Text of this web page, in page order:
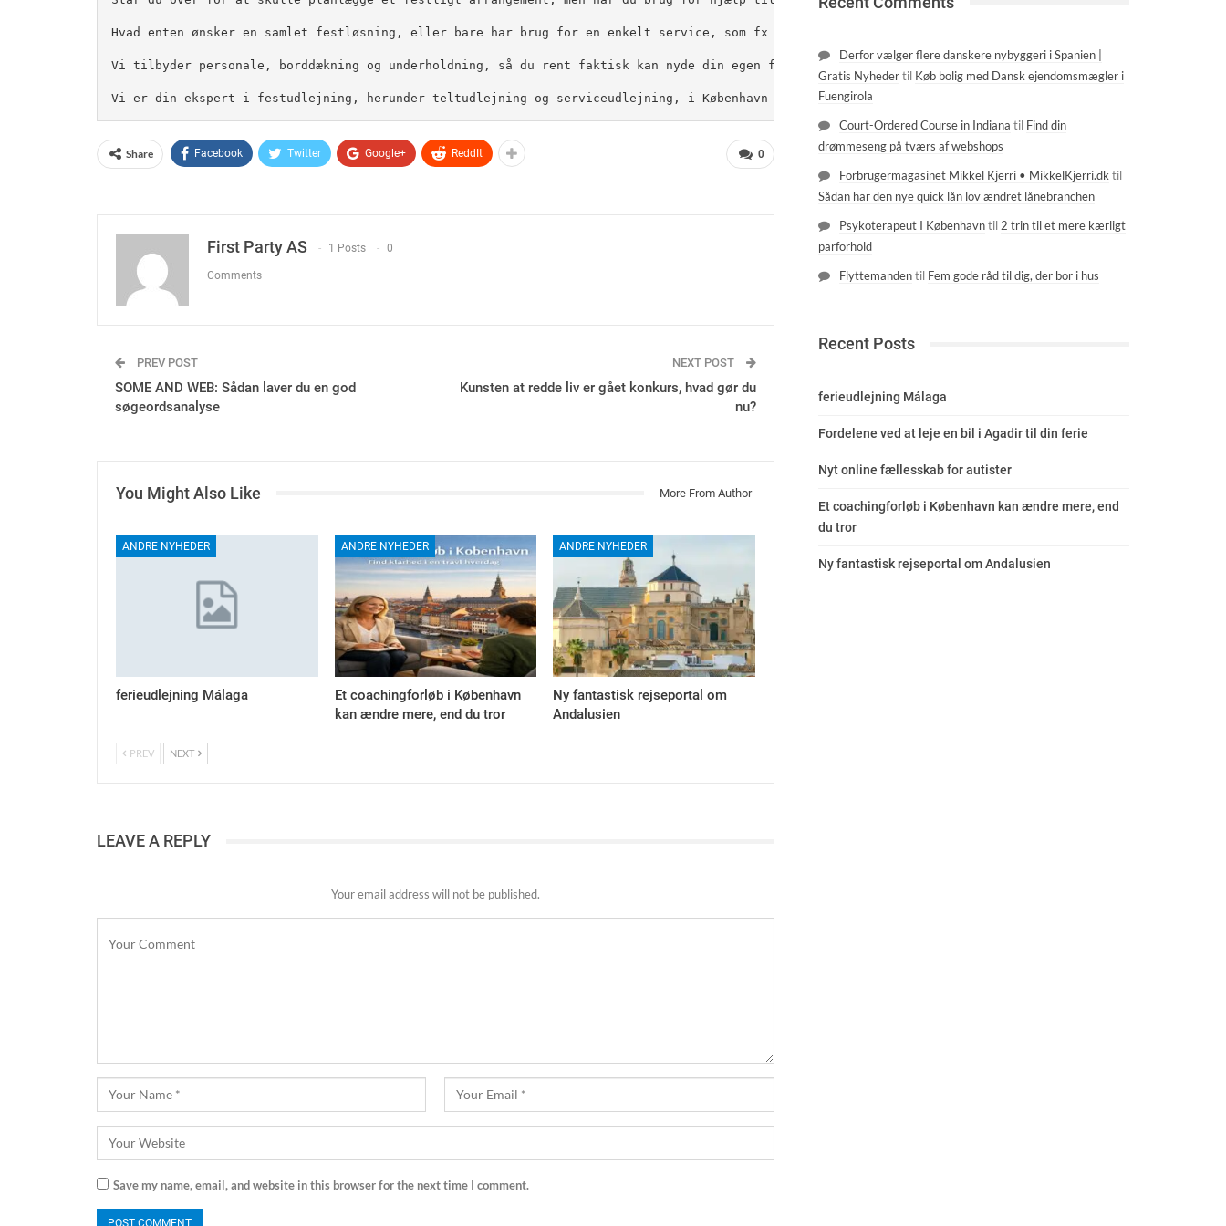
Hvad enten ønsker en samlet festløsning, eller bare har brug for en enkelt service, som fx et festtelt, service, borde og stole eller et
Vi tilbyder personale, borddækning og underholdning, så du rent faktisk kan nyde din egen fest. Vi tilbyder både fulde pakkeløsninger med eksempelvis
Vi er din ekspert i festudlejning, herunder teltudlejning og serviceudlejning, i København og vi er med dig før, under og efter, så du får den bedst
0
Share Facebook Twitter Google+ ReddIt
First Party AS 1 Posts 0
Comments
PREV POST
SOME AND WEB: Sådan laver du en god
søgeordsanalyse
NEXT POST
Kunsten at redde liv er gået konkurs, hvad gør du
nu?
You Might Also Like More From Author
ANDRE NYHEDER
ferieudlejning Málaga
ANDRE NYHEDER
Et coachingforløb i København
kan ændre mere, end du tror
ANDRE NYHEDER
Ny fantastisk rejseportal om
Andalusien
PREV NEXT
LEAVE A REPLY
Your email address will not be published.
Save my name, email, and website in this browser for the next time I comment.
Derfor vælger flere danskere nybyggeri i Spanien |
Gratis Nyhedertil Køb bolig med Dansk ejendomsmægler i
Fuengirola
Court-Ordered Course in Indiana til Find din
drømmeseng på tværs af webshops
Forbrugermagasinet Mikkel Kjerri • MikkelKjerri.dktil
Sådan har den nye quick lån lov ændret lånebranchen
Psykoterapeut I Københavntil2 trin til et mere kærligt
parforhold
Flyttemandentil Fem gode råd til dig, der bor i hus
Recent Posts
ferieudlejning Málaga
Fordelene ved at leje en bil i Agadir til din ferie
Nyt online fællesskab for autister
Et coachingforløb i København kan ændre mere, end
du tror
Ny fantastisk rejseportal om Andalusien